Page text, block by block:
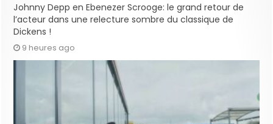
Johnny Depp en Ebenezer Scrooge: le grand retour de
l’acteur dans une relecture sombre du classique de
Dickens !
9 heures ago